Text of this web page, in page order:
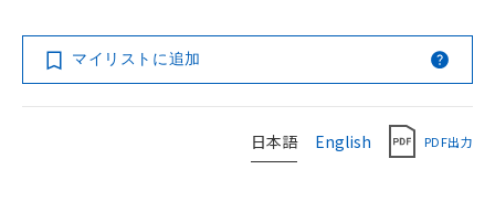
マイリストに追加
日本語 English PDF出力